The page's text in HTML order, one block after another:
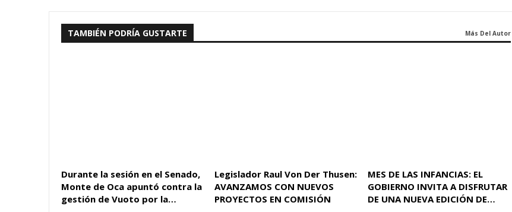
TAMBIÉN PODRÍA GUSTARTE Más Del Autor
Durante la sesión en el Senado,
Monte de Oca apuntó contra la
gestión de Vuoto por la…
Legislador Raul Von Der Thusen:
AVANZAMOS CON NUEVOS
PROYECTOS EN COMISIÓN
MES DE LAS INFANCIAS: EL
GOBIERNO INVITA A DISFRUTAR
DE UNA NUEVA EDICIÓN DE…